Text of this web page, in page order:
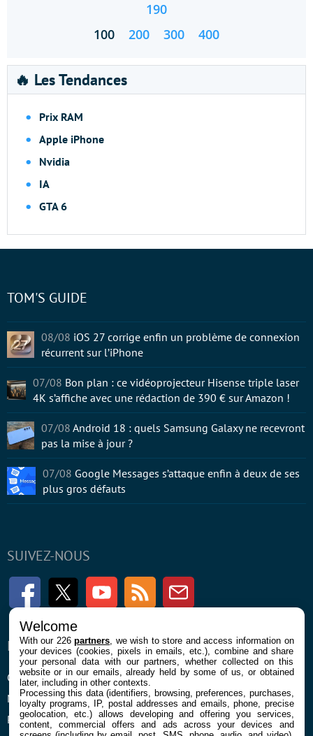
190
100
200 300 400
🔥 Les Tendances
Prix RAM
Apple iPhone
Nvidia
IA
GTA 6
SUIVEZ-NOUS
FacebookTwitter Youtube RSS Newsletter
ENTREPRISE
Confidentialité et Cookies
Mentions légales et CGU
Préférences Cookies
À PROPOS
Contact
TOM'S GUIDE
08/08 iOS 27 corrige enfin un problème de connexion
récurrent sur l’iPhone
07/08 Bon plan : ce vidéoprojecteur Hisense triple laser
4K s’affiche avec une rédaction de 390 € sur Amazon !
07/08 Android 18 : quels Samsung Galaxy ne recevront
pas la mise à jour ?
07/08 Google Messages s’attaque enfin à deux de ses
plus gros défauts
Welcome
With our 226partners , we wish to store and access information on
your devices (cookies, pixels in emails, etc.), combine and share
your personal data with our partners, whether collected on this
website or in our emails, already held by some of us, or obtained
later, including in other contexts.
Processing this data (identifiers, browsing, preferences, purchases,
loyalty programs, IP, postal addresses and emails, phone, precise
geolocation, etc.) allows developing and offering you services,
content, commercial offers and ads across your devices and